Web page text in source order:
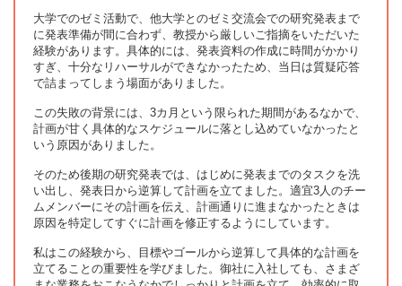
大学でのゼミ活動で、他大学とのゼミ交流会での研究発表まで
に発表準備が間に合わず、教授から厳しいご指摘をいただいた
経験があります。具体的には、発表資料の作成に時間がかかり
すぎ、十分なリハーサルができなかったため、当日は質疑応答
で詰まってしまう場面がありました。
この失敗の背景には、3カ月という限られた期間があるなかで、
計画が甘く具体的なスケジュールに落とし込めていなかったと
いう原因がありました。
そのため後期の研究発表では、はじめに発表までのタスクを洗
い出し、発表日から逆算して計画を立てました。適宜3人のチー
ムメンバーにその計画を伝え、計画通りに進まなかったときは
原因を特定してすぐに計画を修正するようにしています。
私はこの経験から、目標やゴールから逆算して具体的な計画を
立てることの重要性を学びました。御社に入社しても、さまざ